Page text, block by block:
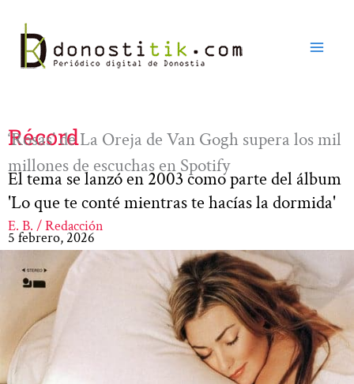
contenido
Récord
‘Rosas’ de La Oreja de Van Gogh supera los mil
millones de escuchas en Spotify
El tema se lanzó en 2003 como parte del álbum
'Lo que te conté mientras te hacías la dormida'
E. B. / Redacción
5 febrero, 2026